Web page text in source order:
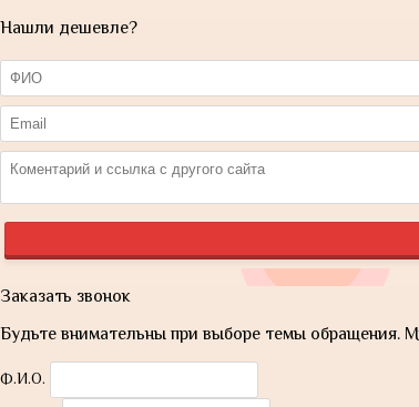
Нашли дешевле?
Заказать звонок
Будьте внимательны при выборе темы обращения.
Ф.И.О.